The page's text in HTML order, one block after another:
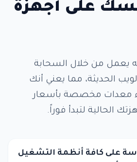
على أجهزة
يعمل من خلال السحابة
الحديثة، مما يعني أنك
معدات مخصصة بأسعار
الحالية لتبدأ فوراً.
على كافة أنظمة التشغيل